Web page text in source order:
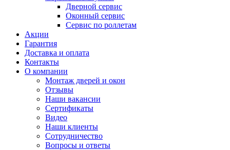
Дверной сервис
Оконный сервис
Сервис по роллетам
Акции
Гарантия
Доставка и оплата
Контакты
О компании
Монтаж дверей и окон
Отзывы
Наши вакансии
Сертификаты
Видео
Наши клиенты
Сотрудничество
Вопросы и ответы